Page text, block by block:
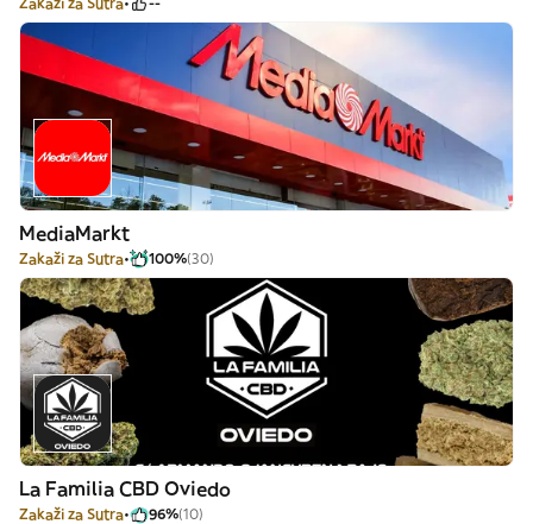
MediaMarkt
Zakaži za Sutra 100%(30)
La Familia CBD Oviedo
Zakaži za Sutra 96%(10)